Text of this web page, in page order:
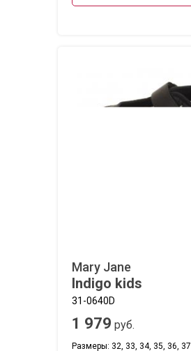
Mary Jane
Indigo kids
31-0640D
1 979 руб.
Размеры: 32, 33, 34, 35, 36, 37